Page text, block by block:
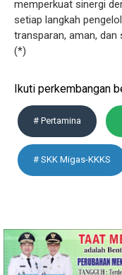
memperkuat sinergi
setiap langkah
transparan, aman, dan
(*)
Ikuti perkembangan
# Pertamina
# SKK Migas-KKKS